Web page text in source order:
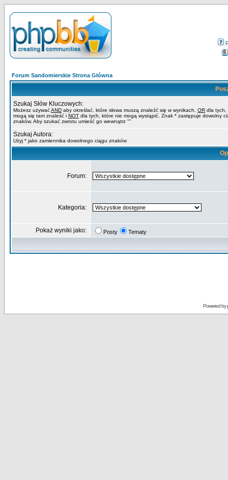
Forum Sandomierskie Strona Główna
Szukaj Słów Kluczowych:
Możesz używaćAND aby określać, które słowa muszą znaleźć się w wynikach, OR dla tych,
mogą się tam znaleść i NOT dla tych, które nie mogą wystąpić. Znak * zastępuje dowolny
znaków. Aby szukać zwrotu umieść go wewnątrz ""
Szukaj Autora:
Użyj * jako zamiennika dowolnego ciągu znaków
Forum:
Kategoria:
Pokaż wyniki jako: Posty Tematy
Powered by